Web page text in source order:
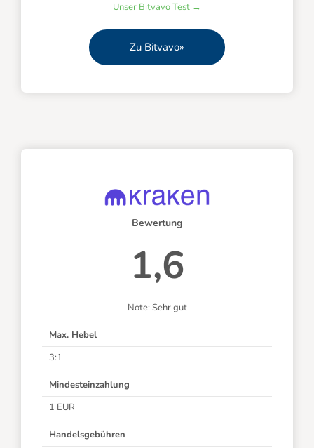
Unser Bitvavo Test →
Zu Bitvavo»
Bewertung
1,6
Note: Sehr gut
Max. Hebel
3:1
Mindesteinzahlung
1 EUR
Handelsgebühren